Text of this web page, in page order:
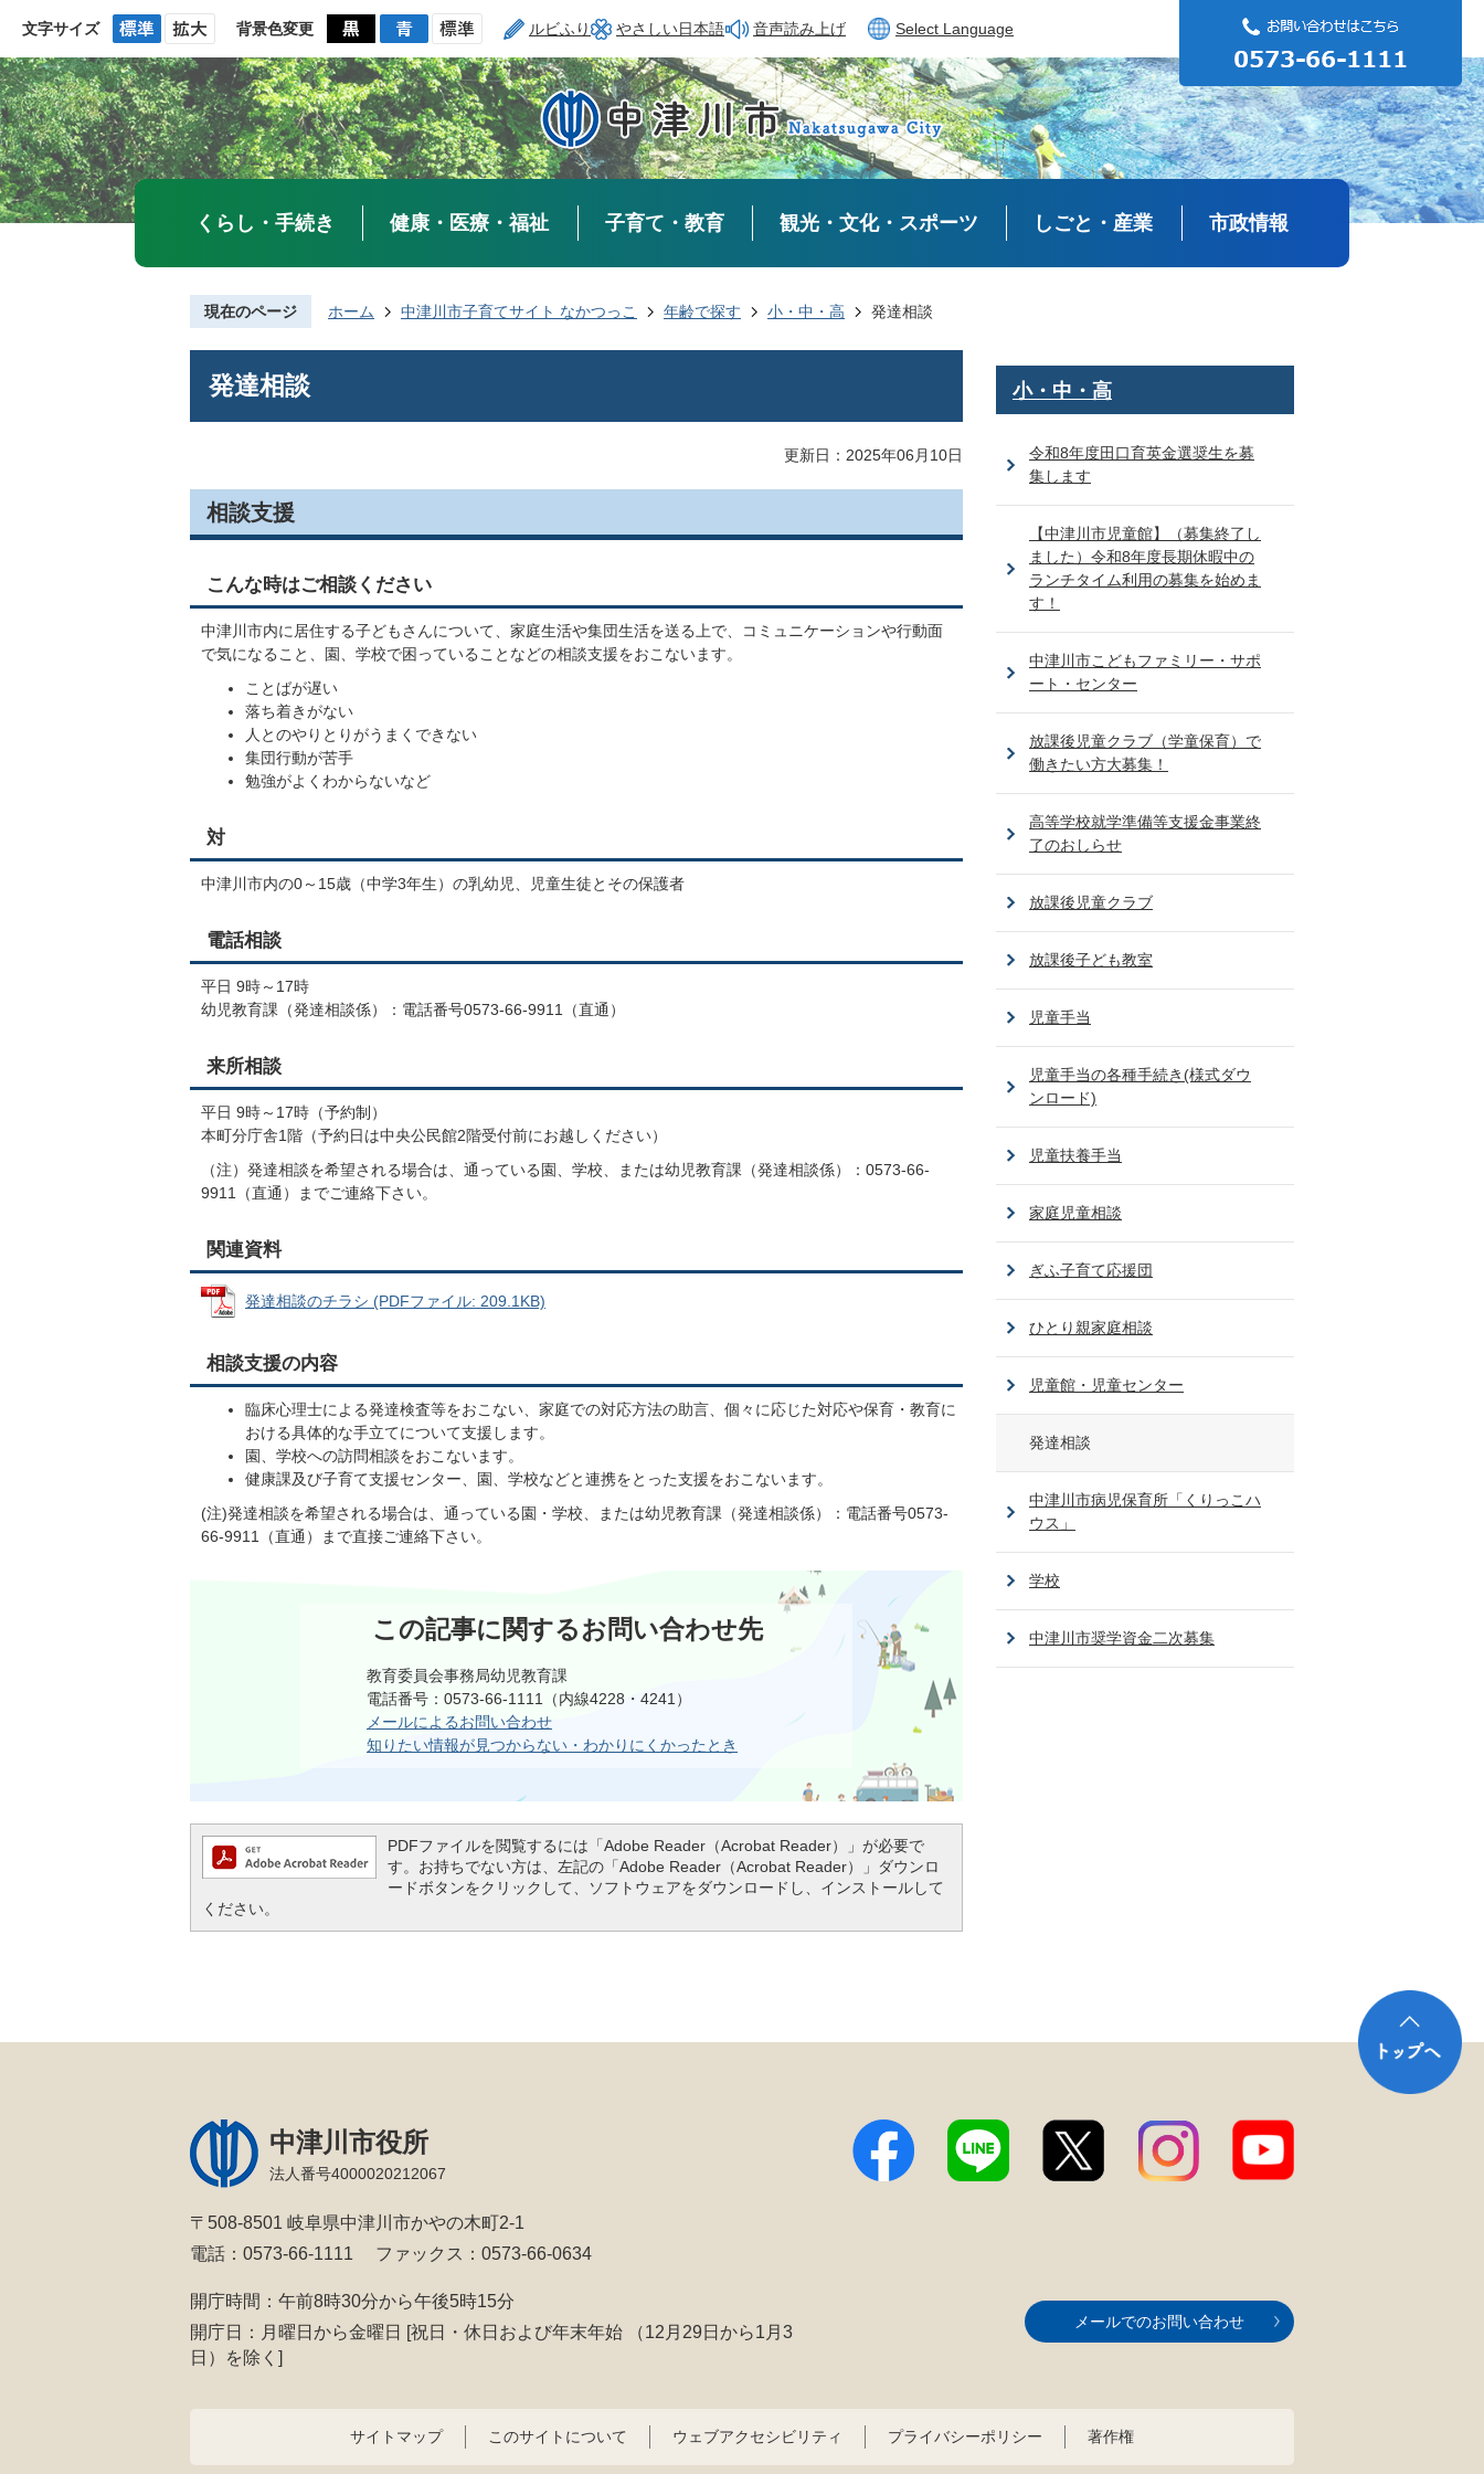
文字サイズ 背景色変更 ルビふり やさしい日本語 音声読み上げ Select Language
くらし・手続き 健康・医療・福祉 子育て・教育 観光・文化・スポーツ しごと・産業 市政情報
現在のページ ホーム 中津川市子育てサイト なかつっこ 年齢で探す 小・中・高 発達相談
発達相談
更新日：2025年06月10日
相談支援
こんな時はご相談ください
中津川市内に居住する子どもさんについて、家庭生活や集団生活を送る上で、コミュニケーションや行動面
で気になること、園、学校で困っていることなどの相談支援をおこないます。
ことばが遅い
落ち着きがない
人とのやりとりがうまくできない
集団行動が苦手
勉強がよくわからないなど
対
中津川市内の0～15歳（中学3年生）の乳幼児、児童生徒とその保護者
電話相談
平日 9時～17時
幼児教育課（発達相談係）：電話番号0573-66-9911（直通）
来所相談
平日 9時～17時（予約制）
本町分庁舎1階（予約日は中央公民館2階受付前にお越しください）
（注）発達相談を希望される場合は、通っている園、学校、または幼児教育課（発達相談係）：0573-66-
9911（直通）までご連絡下さい。
関連資料
発達相談のチラシ (PDFファイル: 209.1KB)
相談支援の内容
臨床心理士による発達検査等をおこない、家庭での対応方法の助言、個々に応じた対応や保育・教育に
おける具体的な手立てについて支援します。
園、学校への訪問相談をおこないます。
健康課及び子育て支援センター、園、学校などと連携をとった支援をおこないます。
(注)発達相談を希望される場合は、通っている園・学校、または幼児教育課（発達相談係）：電話番号0573-
66-9911（直通）まで直接ご連絡下さい。
この記事に関するお問い合わせ先
教育委員会事務局幼児教育課
電話番号：0573-66-1111（内線4228・4241）
メールによるお問い合わせ
知りたい情報が見つからない・わかりにくかったとき
PDFファイルを閲覧するには「Adobe Reader（Acrobat Reader）」が必要で
す。お持ちでない方は、左記の「Adobe Reader（Acrobat Reader）」ダウンロ
ードボタンをクリックして、ソフトウェアをダウンロードし、インストールして
ください。
小・中・高
令和8年度田口育英金選奨生を募
集します
【中津川市児童館】（募集終了し
ました）令和8年度長期休暇中の
ランチタイム利用の募集を始めま
す！
中津川市こどもファミリー・サポ
ート・センター
放課後児童クラブ（学童保育）で
働きたい方大募集！
高等学校就学準備等支援金事業終
了のおしらせ
放課後児童クラブ
放課後子ども教室
児童手当
児童手当の各種手続き(様式ダウ
ンロード)
児童扶養手当
家庭児童相談
ぎふ子育て応援団
ひとり親家庭相談
児童館・児童センター
発達相談
中津川市病児保育所「くりっこハ
ウス」
学校
中津川市奨学資金二次募集
中津川市役所
法人番号4000020212067
〒508-8501 岐阜県中津川市かやの木町2-1
電話：0573-66-1111
ファックス：0573-66-0634
開庁時間：午前8時30分から午後5時15分
開庁日：月曜日から金曜日 [祝日・休日および年末年始
（12月29日から1月3
日）を除く]
メールでのお問い合わせ
サイトマップ このサイトについて ウェブアクセシビリティ プライバシーポリシー 著作権